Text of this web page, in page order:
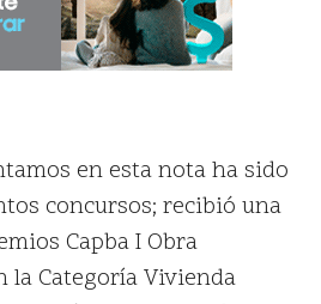
en esta nota ha sido
concursos; recibió una
Capba I Obra
la Categoría Vivienda